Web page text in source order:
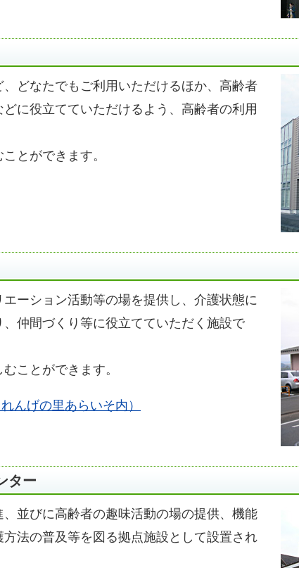
どなたでもご利用いただけるほか、高齢者
に役立てていただけるよう、高齢者の利用
とができます。
ーション活動等の場を提供し、介護状態に
仲間づくり等に役立てていただく施設で
ことができます。
んげの里あらいそ内）
ター
並びに高齢者の趣味活動の場の提供、機能
法の普及等を図る拠点施設として設置され